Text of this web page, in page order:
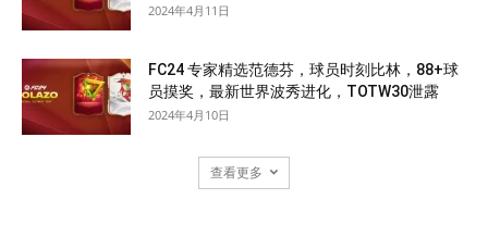
2024年4月11日
FC24 专家精选范德芬，球员时刻比林，88+球
员摸奖，最新世界波秀进化，TOTW30泄露
2024年4月10日
查看更多